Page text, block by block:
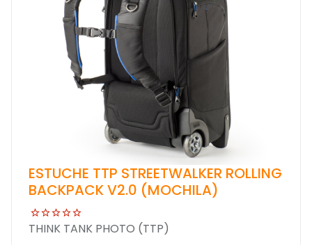
ESTUCHE TTP STREETWALKER ROLLING
BACKPACK V2.0 (MOCHILA)
THINK TANK PHOTO (TTP)